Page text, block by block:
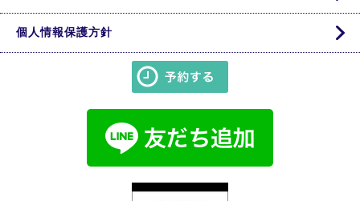
個人情報保護方針